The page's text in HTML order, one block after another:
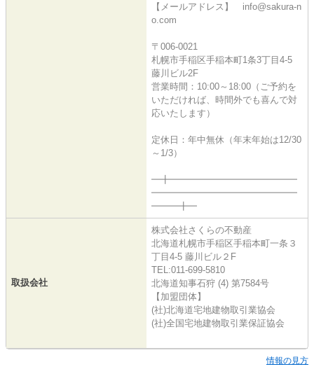
【メールアドレス】 info@sakura-n
o.com
〒006-0021
札幌市手稲区手稲本町1条3丁目4-5
藤川ビル2F
営業時間：10:00～18:00（ご予約を
いただければ、時間外でも喜んで対
応いたします）
定休日：年中無休（年末年始は12/30
～1/3）
━╋━━━━━━━━━━━━━━
━━━━━━━━━━━━━━━━
━━━╋━
取扱会社
株式会社さくらの不動産
北海道札幌市手稲区手稲本町一条３
丁目4-5 藤川ビル２F
TEL:011-699-5810
北海道知事石狩 (4) 第7584号
【加盟団体】
(社)北海道宅地建物取引業協会
(社)全国宅地建物取引業保証協会
情報の見方